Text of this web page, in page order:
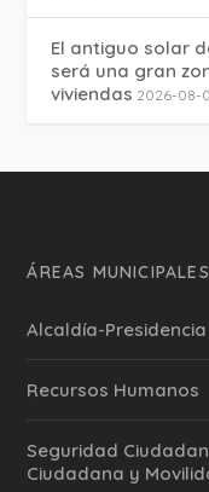
El antiguo solar
será una gran
viviendas 2026-08-
ÁREAS MUNICIPALES
Alcaldía-Presidencia
Recursos Humanos
Seguridad
Ciudadana y